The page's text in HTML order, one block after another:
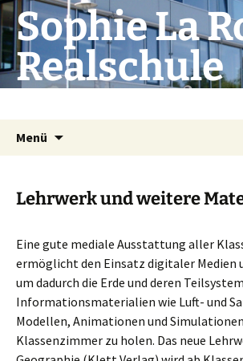
Zum
Inhalt
springen
Sophie La
Realschule
Menü
Lehrwerk und weitere
Eine gute mediale Ausstattung aller
ermöglicht den Einsatz digitaler Medien
um dadurch die Erde und deren
Informationsmaterialien wie Luft- und
Modellen, Animationen und
Klassenzimmer zu holen. Das neue